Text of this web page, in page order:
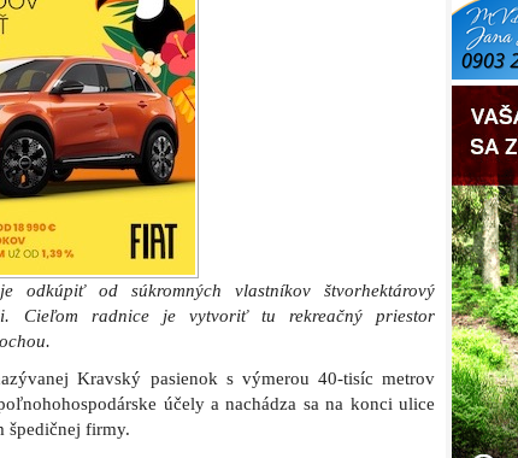
odkúpiť od súkromných vlastníkov štvorhektárový
Cieľom radnice je vytvoriť tu rekreačný priestor
Kravský pasienok s výmerou 40-tisíc metrov
účely a nachádza sa na konci ulice
špedičnej firmy.